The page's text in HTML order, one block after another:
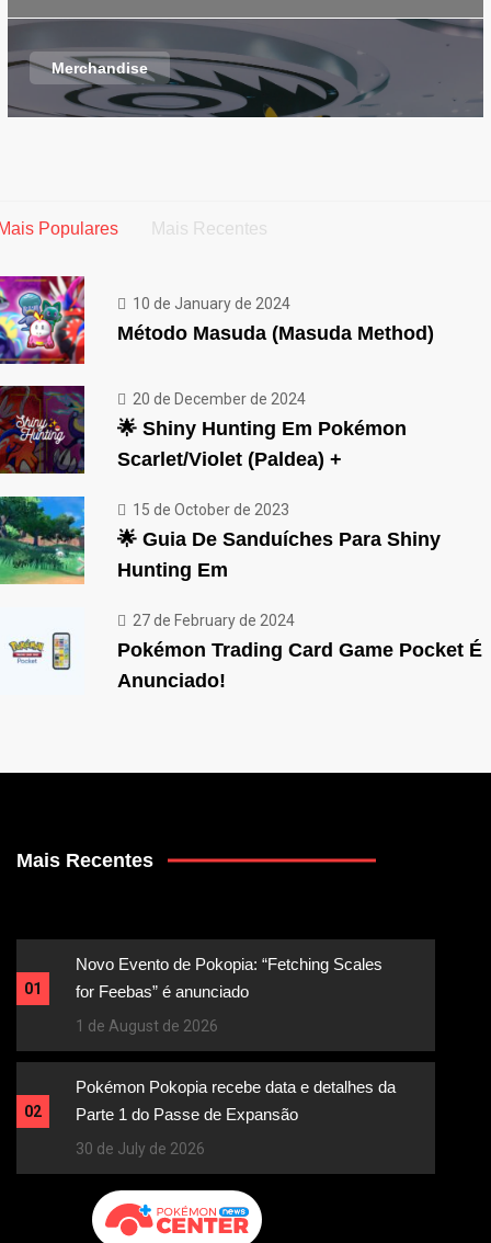
Merchandise
Populares Mais Recentes
10 de January de 2024
Método Masuda (Masuda Method)
20 de December de 2024
🌟 Shiny Hunting Em Pokémon
Scarlet/Violet (Paldea) +
15 de October de 2023
🌟 Guia De Sanduíches Para Shiny
Hunting Em
27 de February de 2024
Pokémon Trading Card Game Pocket É
Anunciado!
Mais Recentes
01
Novo Evento de Pokopia: “Fetching Scales
for Feebas” é anunciado
1 de August de 2026
02
Pokémon Pokopia recebe data e detalhes da
Parte 1 do Passe de Expansão
30 de July de 2026